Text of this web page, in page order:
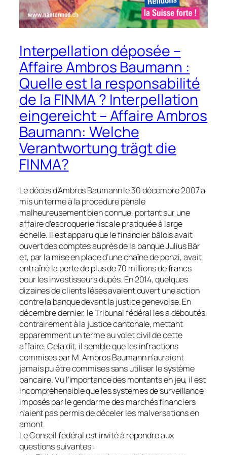
Interpellation déposée –
Affaire Ambros Baumann :
Quelle est la responsabilité
de la FINMA ? Interpellation
eingereicht – Affaire Ambros
Baumann: Welche
Verantwortung trägt die
FINMA?
Le décès d’Ambros Baumann le 30 décembre 2007 a
mis un terme à la procédure pénale
malheureusement bien connue, portant sur une
affaire d’escroquerie fiscale pratiquée à large
échelle. Il est apparu que le financier bâlois avait
ouvert des comptes auprès de la banque Julius Bär
et, par la mise en place d’une chaîne de ponzi, avait
entraîné la perte de plus de 70 millions de francs
pour les investisseurs dupés. En 2014, quelques
dizaines de clients lésés avaient ouvert une action
contre la banque devant la justice genevoise. En
décembre dernier, le Tribunal fédéral les a déboutés,
contrairement à la justice cantonale, mettant
apparemment un terme au volet civil de cette
affaire. Cela dit, il semble que les infractions
commises par M. Ambros Baumann n’auraient
jamais pu être commises sans utiliser le système
bancaire. Vu l’importance des montants en jeu, il est
incompréhensible que les systèmes de surveillance
imposés par le gendarme des marchés financiers
n’aient pas permis de déceler les malversations en
amont.
Le Conseil fédéral est invité à répondre aux
questions suivantes :